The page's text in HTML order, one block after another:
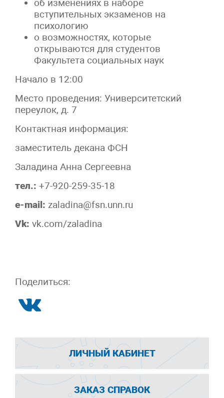
об изменениях в наборе
вступительных экзаменов на
психологию
о возможностях, которые
открываются для студентов
Факультета социальных наук
Начало в 12:00
Место проведения: Университетский
переулок, д. 7
Контактная информация:
заместитель декана ФСН
Заладина Анна Сергеевна
тел.: +7-920-259-35-18
e-mail: zaladina@fsn.unn.ru
Vk: vk.com/zaladina
Поделиться:
ЛИЧНЫЙ КАБИНЕТ
ЗАКАЗ СПРАВОК